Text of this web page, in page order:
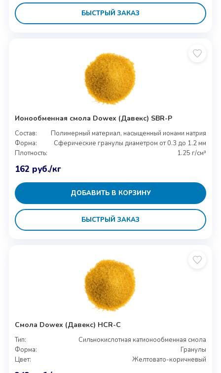
БЫСТРЫЙ ЗАКАЗ
Ионообменная смола Dowex (Давекс) SBR-P
Состав:
Полимерный материал, насыщенный ионами натрия
Форма:
Сферические гранулы диаметром от 0.3 до 1.2 мм
Плотность:
1.25 г/см³
162 руб./кг
ДОБАВИТЬ В КОРЗИНУ
БЫСТРЫЙ ЗАКАЗ
Смола Dowex (Давекс) HCR-C
Тип:
Сильнокислотная катионообменная смола
Форма:
Гранулы
Цвет:
Желтовато-коричневый